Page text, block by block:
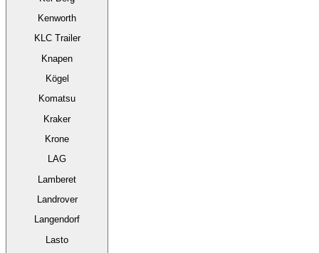
Kenworth
KLC Trailer
Knapen
Kögel
Komatsu
Kraker
Krone
LAG
Lamberet
Landrover
Langendorf
Lasto